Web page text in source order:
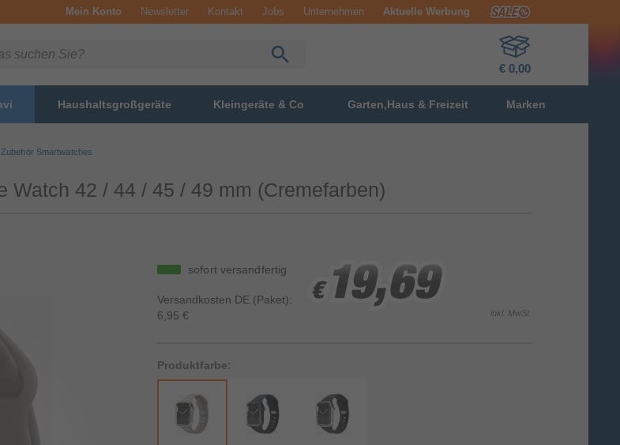
Mein Konto Newsletter Kontakt Jobs Unternehmen Aktuelle Werbung
€ 0,00
Haushaltsgroßgeräte Kleingeräte & Co Garten,Haus & Freizeit Marken
Zubehör Smartwatches
Watch 42 / 44 / 45 / 49 mm (Cremefarben)
sofort versandfertig
Versandkosten DE (Paket):
6,95 €
€19,69
€19,69
€19,69
inkl. MwSt.
Produktfarbe: